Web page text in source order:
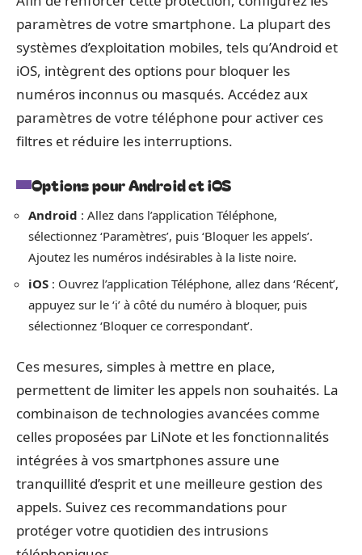
paramètres de votre smartphone. La plupart des
systèmes d’exploitation mobiles, tels qu’Android et
iOS, intègrent des options pour bloquer les
numéros inconnus ou masqués. Accédez aux
paramètres de votre téléphone pour activer ces
filtres et réduire les interruptions.
Options pour Android et iOS
Android : Allez dans l’application Téléphone,
sélectionnez ‘Paramètres’, puis ‘Bloquer les appels’.
Ajoutez les numéros indésirables à la liste noire.
iOS : Ouvrez l’application Téléphone, allez dans ‘Récent’,
appuyez sur le ‘i’ à côté du numéro à bloquer, puis
sélectionnez ‘Bloquer ce correspondant’.
Ces mesures, simples à mettre en place,
permettent de limiter les appels non souhaités. La
combinaison de technologies avancées comme
celles proposées par LiNote et les fonctionnalités
intégrées à vos smartphones assure une
tranquillité d’esprit et une meilleure gestion des
appels. Suivez ces recommandations pour
protéger votre quotidien des intrusions